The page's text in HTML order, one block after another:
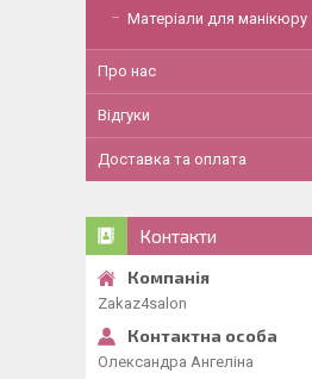
Матеріали для манікюру
Про нас
Відгуки
Доставка та оплата
Контакти
Zakaz4salon
Олександра Ангеліна